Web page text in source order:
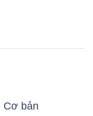
Cơ bản